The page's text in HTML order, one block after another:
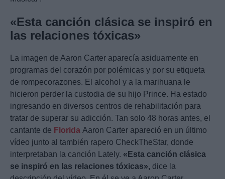
«Esta canción clásica se inspiró en
las relaciones tóxicas»
La imagen de Aaron Carter aparecía asiduamente en
programas del corazón por polémicas y por su etiqueta
de rompecorazones. El alcohol y a la marihuana le
hicieron perder la custodia de su hijo Prince. Ha estado
ingresando en diversos centros de rehabilitación para
tratar de superar su adicción. Tan solo 48 horas antes, el
cantante de Florida Aaron Carter apareció en un último
vídeo junto al también rapero CheckTheStar, donde
interpretaban la canción Lately. «Esta canción clásica
se inspiró en las relaciones tóxicas», dice la